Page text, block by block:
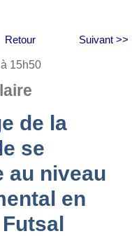
Retour Suivant >>
15h50
de la
se
au niveau
en